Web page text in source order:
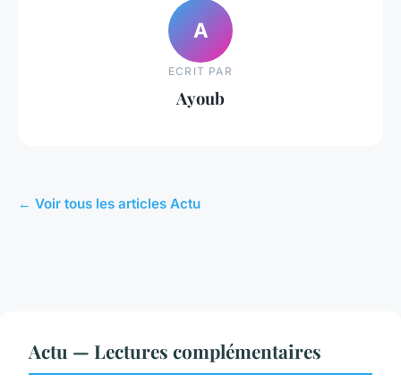
A
ECRIT PAR
Ayoub
← Voir tous les articles Actu
Actu — Lectures complémentaires